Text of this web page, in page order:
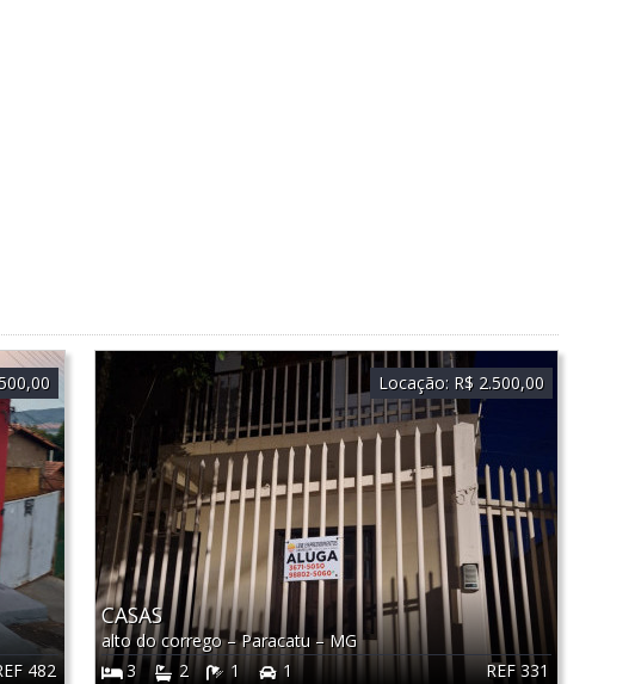
482 REF 331
CASAS
alto do corrego–Paracatu –MG
3
2 1 1
Locação: R$ 2.500,00